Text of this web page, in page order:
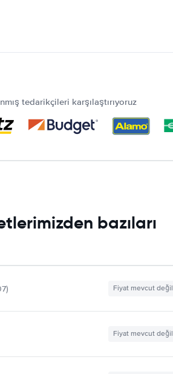
tedarikçileri karşılaştırıyoruz
bazıları
Fiyat mevcut değil
Fiyat mevcut değil